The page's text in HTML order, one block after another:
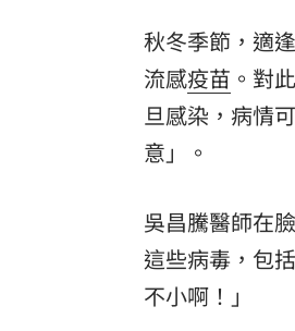
秋冬季節，適
流感疫苗 。對
旦感染，病情
意」。
吳昌騰醫師在
這些病毒，包
不小啊！」